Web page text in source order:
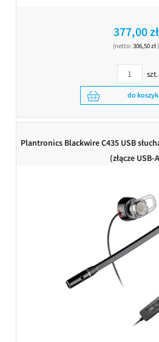
377,00 zł
(netto: 306,50 zł)
szt.
do
Plantronics Blackwire C435 USB
(złącze USB-